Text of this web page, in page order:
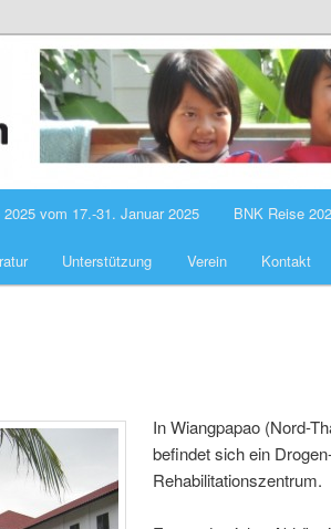
vom 17.-31. Januar 2025 BNK Reise
Unterstützung Verein Kontakt
In Wiangpapao (Nord-
befindet sich ein
Rehabilitationszentrum.